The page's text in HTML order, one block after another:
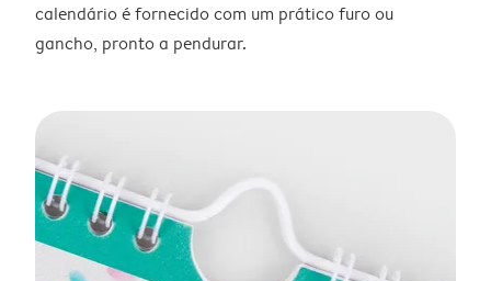
calendário é fornecido com um prático furo ou
gancho, pronto a pendurar.